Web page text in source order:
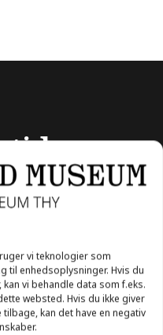
vi teknologier som
til enhedsoplysninger. Hvis du
vi behandle data som f.eks.
websted. Hvis du ikke giver
kan det have en negativ
11:00 - 16:00